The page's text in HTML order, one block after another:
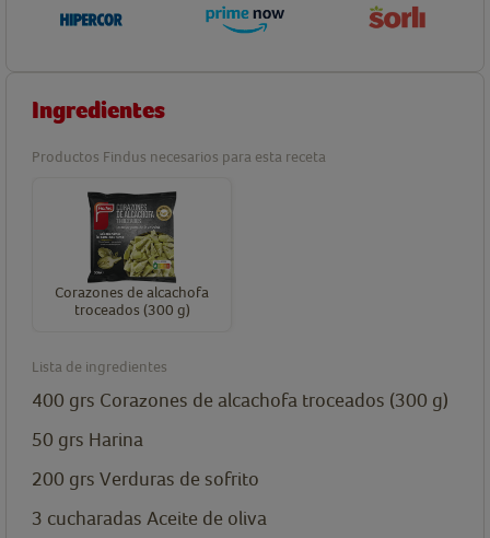
Ingredientes
Productos Findus necesarios para esta receta
Corazones de alcachofa
troceados (300 g)
Lista de ingredientes
400 grs Corazones de alcachofa troceados (300 g)
50 grs Harina
200 grs Verduras de sofrito
3 cucharadas Aceite de oliva